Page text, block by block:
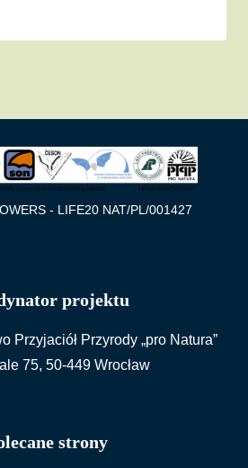
- LIFE20 NAT/PL/001427
projektu
Przyjaciół Przyrody „pro Natura”
75, 50-449 Wrocław
strony